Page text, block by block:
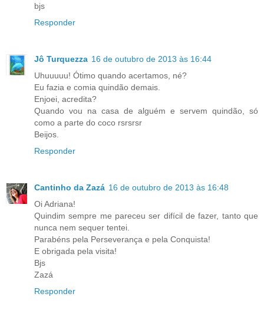
bjs
Responder
Jô Turquezza 16 de outubro de 2013 às 16:44
Uhuuuuu! Ótimo quando acertamos, né?
Eu fazia e comia quindão demais.
Enjoei, acredita?
Quando vou na casa de alguém e servem quindão, só
como a parte do coco rsrsrsr
Beijos.
Responder
Cantinho da Zazá 16 de outubro de 2013 às 16:48
Oi Adriana!
Quindim sempre me pareceu ser difícil de fazer, tanto que
nunca nem sequer tentei.
Parabéns pela Perseverança e pela Conquista!
E obrigada pela visita!
Bjs
Zazá
Responder